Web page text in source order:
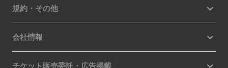
規約・その他
会社情報
チケット販売委託・広告掲載